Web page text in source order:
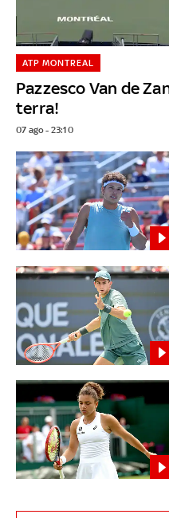
Pazzesco Van de
terra!
ATP MONTREAL
07 ago - 23:10